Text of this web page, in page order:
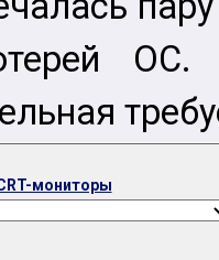
ОС.
мониторы